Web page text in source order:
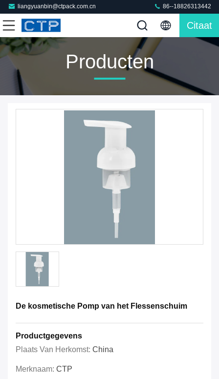
liangyuanbin@ctpack.com.cn 86--18826313442
Citaat
Producten
De kosmetische Pomp van het Flessenschuim
Productgegevens
Plaats Van Herkomst: China
Merknaam: CTP